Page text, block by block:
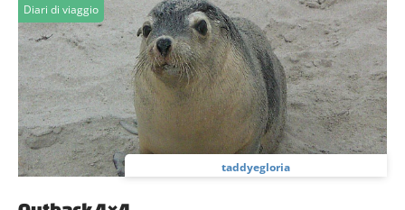
Diari di viaggio
taddyegloria